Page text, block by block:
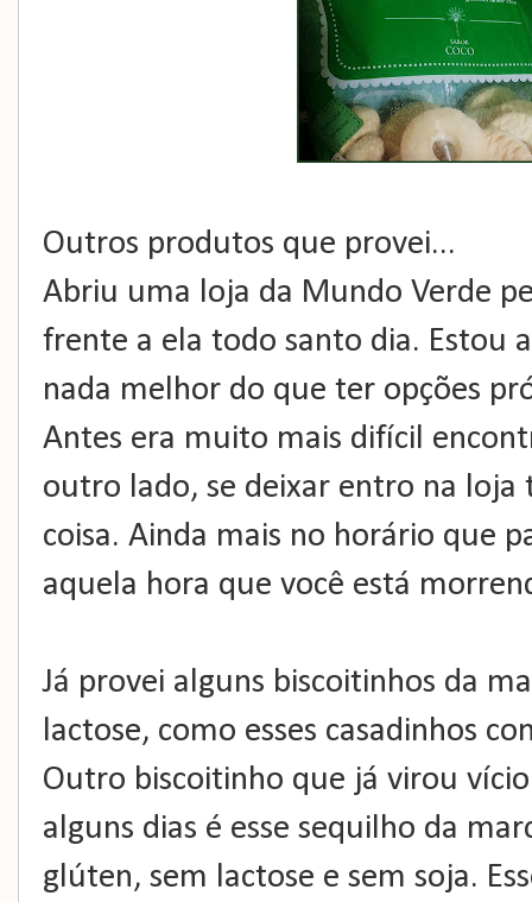
Outros produtos que provei...
Abriu uma loja da Mundo Verde
frente a ela todo santo dia. Estou
nada melhor do que ter opções
Antes era muito mais difícil
outro lado, se deixar entro na
coisa. Ainda mais no horário que
aquela hora que você está
Já provei alguns biscoitinhos da
lactose, como esses casadinhos
Outro biscoitinho que já virou
alguns dias é esse sequilho da
glúten, sem lactose e sem soja.